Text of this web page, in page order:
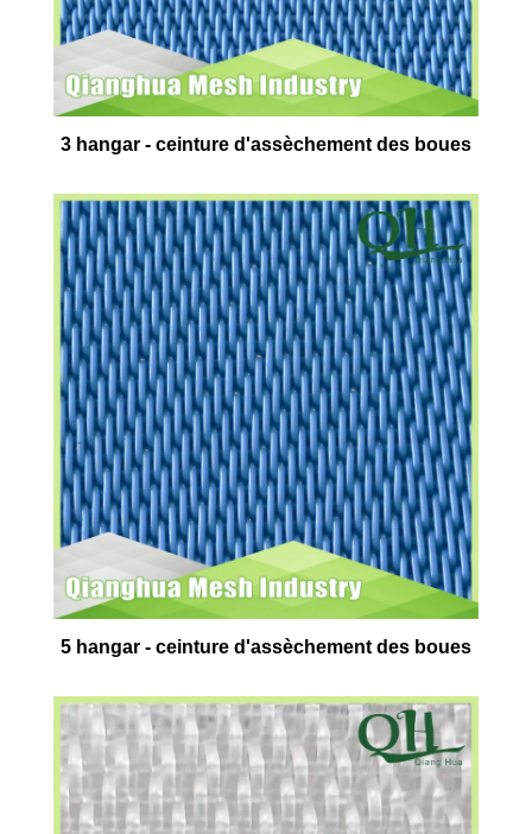
3 hangar - ceinture d'assèchement des boues
5 hangar - ceinture d'assèchement des boues